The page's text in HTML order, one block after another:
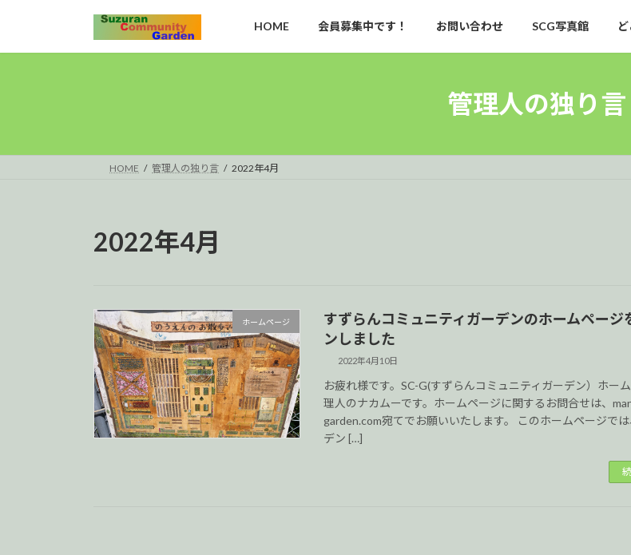
HOME 会員募集中です！ お問い合わせ SCG写真館
管理人の独り言
HOME 管理人の独り言 2022年4月
2022年4月
ホームページ
すずらんコミュニティガーデンのホームページ
ンしました
2022年4月10日
お疲れ様です。SC-G(すずらんコミュニティガーデン）ホー
理人のナカムーです。ホームページに関するお問合せは、
garden.com宛てでお願いいたします。 このホームページで
デン […]